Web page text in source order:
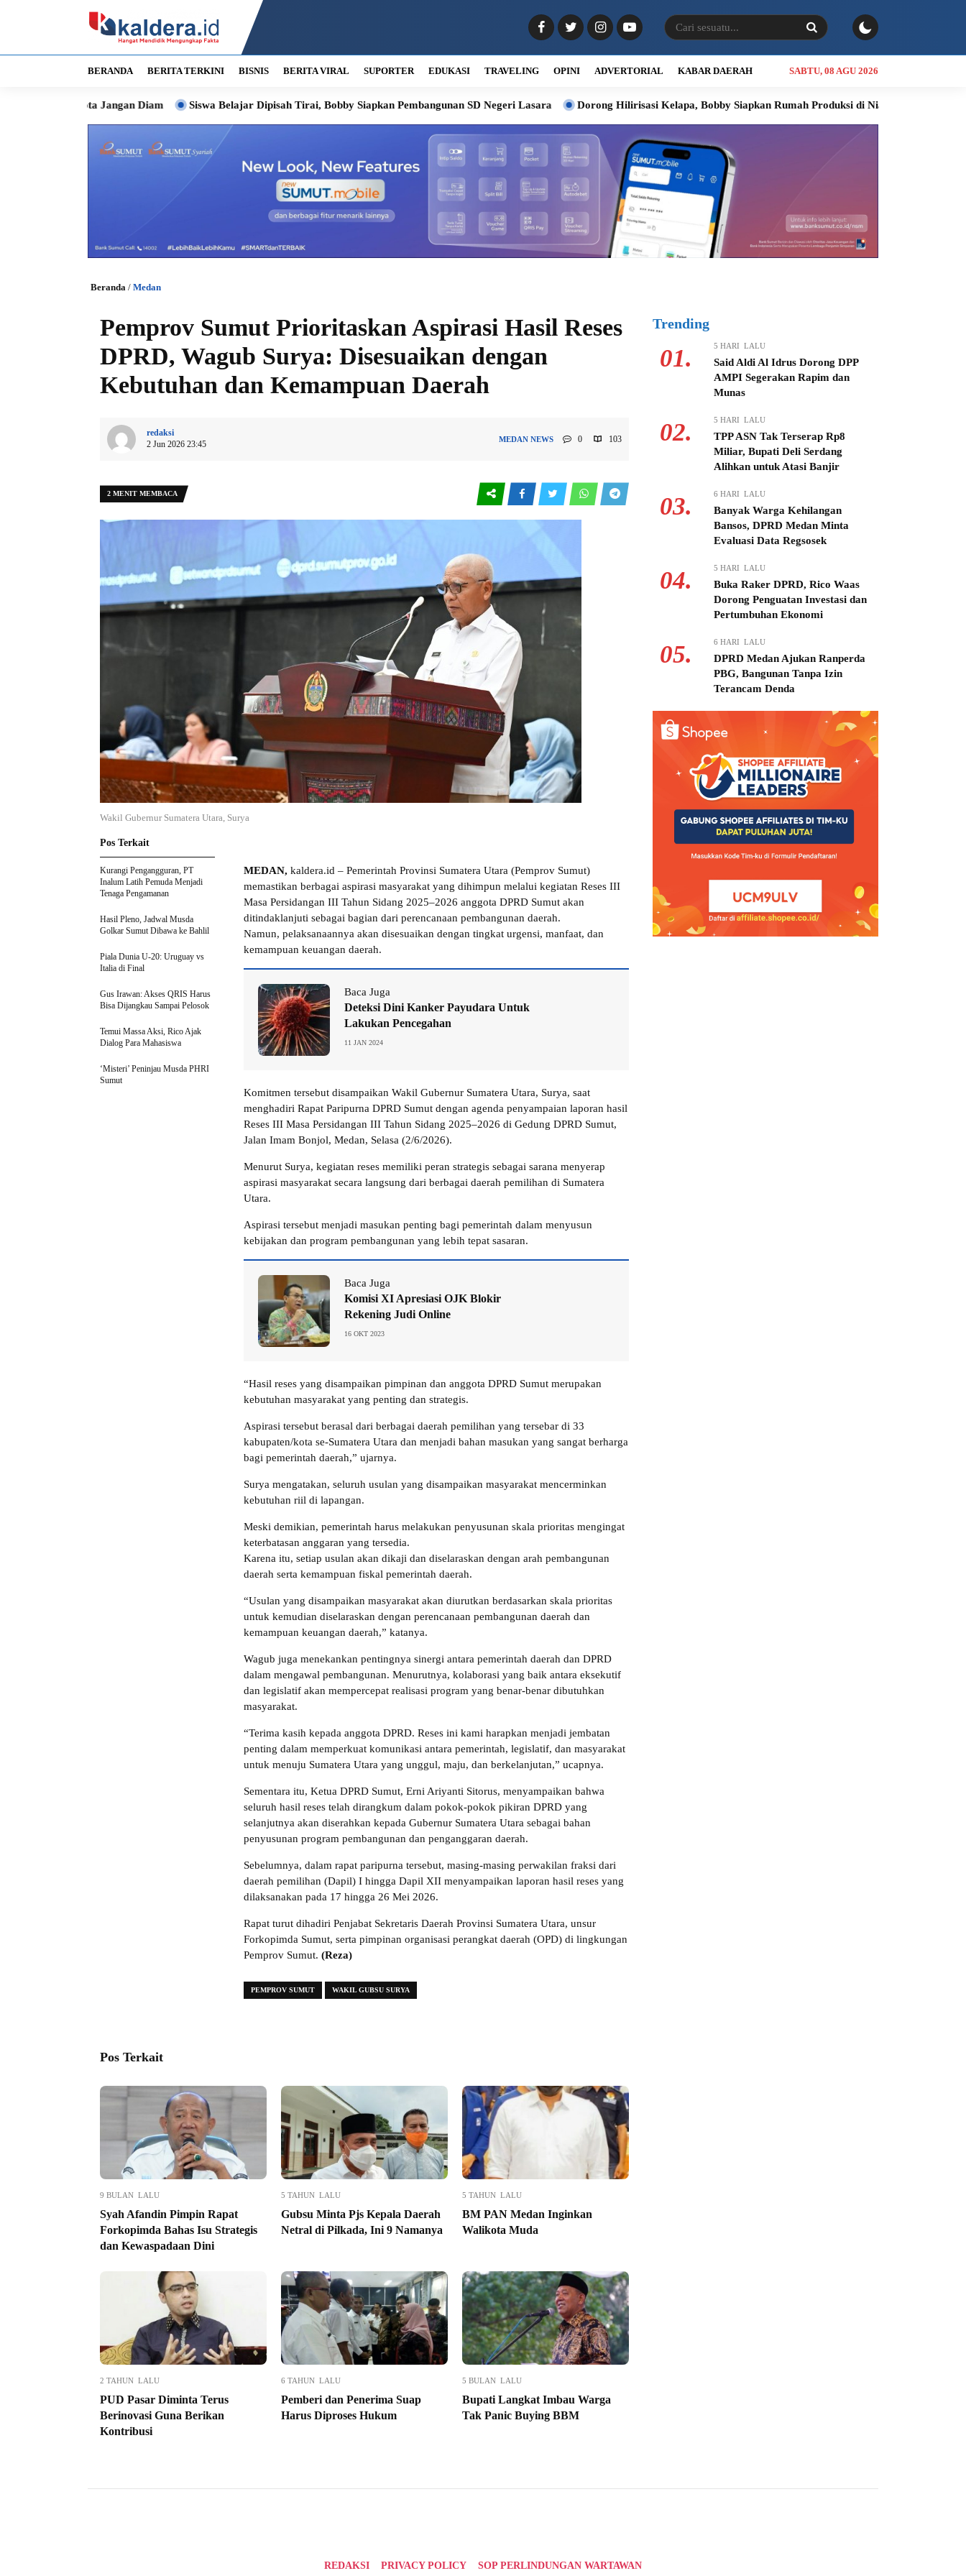
BERANDA BERITA TERKINI BISNIS BERITA VIRAL SUPORTER EDUKASI TRAVELING OPINI ADVERTORIAL KABAR DAERAH SABTU, 08 AGU 2026
Jangan Diam Siswa Belajar Dipisah Tirai, Bobby Siapkan Pembangunan SD Negeri Lasara Dorong Hilirisasi Kelapa, Bobby Siapkan Rumah Produksi di Nias Utara INALUM Siapkan
Beranda / Medan
Pemprov Sumut Prioritaskan Aspirasi Hasil Reses
DPRD, Wagub Surya: Disesuaikan dengan
Kebutuhan dan Kemampuan Daerah
redaksi
2 Jun 2026 23:45
MEDAN NEWS 0 103
2 MENIT MEMBACA
Wakil Gubernur Sumatera Utara, Surya
MEDAN, kaldera.id – Pemerintah Provinsi Sumatera Utara (Pemprov Sumut)
memastikan berbagai aspirasi masyarakat yang dihimpun melalui kegiatan Reses III
Masa Persidangan III Tahun Sidang 2025–2026 anggota DPRD Sumut akan
ditindaklanjuti sebagai bagian dari perencanaan pembangunan daerah.
Namun, pelaksanaannya akan disesuaikan dengan tingkat urgensi, manfaat, dan
kemampuan keuangan daerah.
Baca Juga
Deteksi Dini Kanker Payudara Untuk
Lakukan Pencegahan
11 JAN 2024
Komitmen tersebut disampaikan Wakil Gubernur Sumatera Utara, Surya, saat
menghadiri Rapat Paripurna DPRD Sumut dengan agenda penyampaian laporan hasil
Reses III Masa Persidangan III Tahun Sidang 2025–2026 di Gedung DPRD Sumut,
Jalan Imam Bonjol, Medan, Selasa (2/6/2026).
Menurut Surya, kegiatan reses memiliki peran strategis sebagai sarana menyerap
aspirasi masyarakat secara langsung dari berbagai daerah pemilihan di Sumatera
Utara.
Aspirasi tersebut menjadi masukan penting bagi pemerintah dalam menyusun
kebijakan dan program pembangunan yang lebih tepat sasaran.
Baca Juga
Komisi XI Apresiasi OJK Blokir
Rekening Judi Online
16 OKT 2023
“Hasil reses yang disampaikan pimpinan dan anggota DPRD Sumut merupakan
kebutuhan masyarakat yang penting dan strategis.
Aspirasi tersebut berasal dari berbagai daerah pemilihan yang tersebar di 33
kabupaten/kota se-Sumatera Utara dan menjadi bahan masukan yang sangat berharga
bagi pemerintah daerah,” ujarnya.
Surya mengatakan, seluruh usulan yang disampaikan masyarakat mencerminkan
kebutuhan riil di lapangan.
Meski demikian, pemerintah harus melakukan penyusunan skala prioritas mengingat
keterbatasan anggaran yang tersedia.
Karena itu, setiap usulan akan dikaji dan diselaraskan dengan arah pembangunan
daerah serta kemampuan fiskal pemerintah daerah.
“Usulan yang disampaikan masyarakat akan diurutkan berdasarkan skala prioritas
untuk kemudian diselaraskan dengan perencanaan pembangunan daerah dan
kemampuan keuangan daerah,” katanya.
Wagub juga menekankan pentingnya sinergi antara pemerintah daerah dan DPRD
dalam mengawal pembangunan. Menurutnya, kolaborasi yang baik antara eksekutif
dan legislatif akan mempercepat realisasi program yang benar-benar dibutuhkan
masyarakat.
“Terima kasih kepada anggota DPRD. Reses ini kami harapkan menjadi jembatan
penting dalam memperkuat komunikasi antara pemerintah, legislatif, dan masyarakat
untuk menuju Sumatera Utara yang unggul, maju, dan berkelanjutan,” ucapnya.
Sementara itu, Ketua DPRD Sumut, Erni Ariyanti Sitorus, menyampaikan bahwa
seluruh hasil reses telah dirangkum dalam pokok-pokok pikiran DPRD yang
selanjutnya akan diserahkan kepada Gubernur Sumatera Utara sebagai bahan
penyusunan program pembangunan dan penganggaran daerah.
Sebelumnya, dalam rapat paripurna tersebut, masing-masing perwakilan fraksi dari
daerah pemilihan (Dapil) I hingga Dapil XII menyampaikan laporan hasil reses yang
dilaksanakan pada 17 hingga 26 Mei 2026.
Rapat turut dihadiri Penjabat Sekretaris Daerah Provinsi Sumatera Utara, unsur
Forkopimda Sumut, serta pimpinan organisasi perangkat daerah (OPD) di lingkungan
Pemprov Sumut. (Reza)
PEMPROV SUMUT WAKIL GUBSU SURYA
Pos Terkait
Kurangi Pengangguran, PT
Inalum Latih Pemuda Menjadi
Tenaga Pengamanan
Hasil Pleno, Jadwal Musda
Golkar Sumut Dibawa ke Bahlil
Piala Dunia U-20: Uruguay vs
Italia di Final
Gus Irawan: Akses QRIS Harus
Bisa Dijangkau Sampai Pelosok
Temui Massa Aksi, Rico Ajak
Dialog Para Mahasiswa
‘Misteri’ Peninjau Musda PHRI
Sumut
Pos Terkait
9 BULAN LALU
Syah Afandin Pimpin Rapat
Forkopimda Bahas Isu Strategis
dan Kewaspadaan Dini
5 TAHUN LALU
Gubsu Minta Pjs Kepala Daerah
Netral di Pilkada, Ini 9 Namanya
5 TAHUN LALU
BM PAN Medan Inginkan
Walikota Muda
2 TAHUN LALU
PUD Pasar Diminta Terus
Berinovasi Guna Berikan
Kontribusi
6 TAHUN LALU
Pemberi dan Penerima Suap
Harus Diproses Hukum
5 BULAN LALU
Bupati Langkat Imbau Warga
Tak Panic Buying BBM
Trending
01. 5 HARI LALU
Said Aldi Al Idrus Dorong DPP
AMPI Segerakan Rapim dan
Munas
02. 5 HARI LALU
TPP ASN Tak Terserap Rp8
Miliar, Bupati Deli Serdang
Alihkan untuk Atasi Banjir
03. 6 HARI LALU
Banyak Warga Kehilangan
Bansos, DPRD Medan Minta
Evaluasi Data Regsosek
04. 5 HARI LALU
Buka Raker DPRD, Rico Waas
Dorong Penguatan Investasi dan
Pertumbuhan Ekonomi
05. 6 HARI LALU
DPRD Medan Ajukan Ranperda
PBG, Bangunan Tanpa Izin
Terancam Denda
REDAKSI PRIVACY POLICY
SOP PERLINDUNGAN WARTAWAN